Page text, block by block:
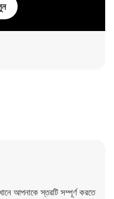
আপনাকে স্তরটি সম্পূর্ণ করতে